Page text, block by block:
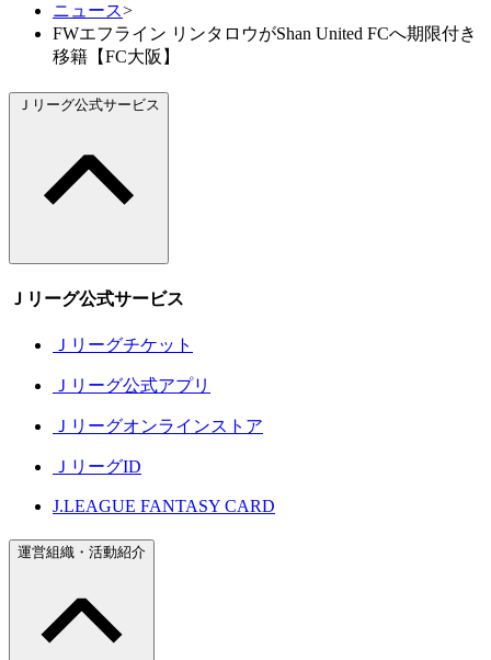
ニュース>
FWエフライン リンタロウがShan United FCへ期限付き
移籍【FC大阪】
Ｊリーグ公式サービス
Ｊリーグ公式サービス
Ｊリーグチケット
Ｊリーグ公式アプリ
Ｊリーグオンラインストア
ＪリーグID
J.LEAGUE FANTASY CARD
運営組織・活動紹介